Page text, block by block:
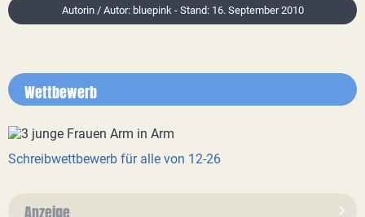
Autorin / Autor: bluepink - Stand: 16. September 2010
Wettbewerb
Schreibwettbewerb für alle von 12-26
Anzeige